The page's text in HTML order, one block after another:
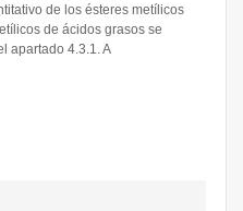
de los ésteres metílicos
de ácidos grasos se
apartado 4.3.1. A